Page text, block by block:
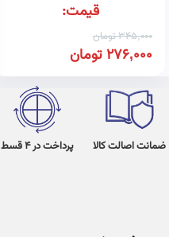
قیمت:
345,000تومان
276,000تومان
ضمانت اصالت کالا پرداخت در 4 قسط